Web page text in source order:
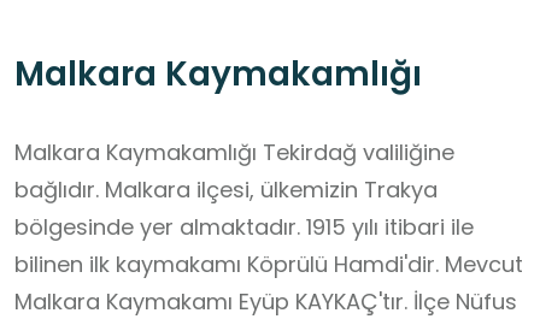
Malkara Kaymakamlığı
Malkara Kaymakamlığı Tekirdağ valiliğine
bağlıdır. Malkara ilçesi, ülkemizin Trakya
bölgesinde yer almaktadır. 1915 yılı itibari ile
bilinen ilk kaymakamı Köprülü Hamdi'dir. Mevcut
Malkara Kaymakamı Eyüp KAYKAÇ'tır. İlçe Nüfus